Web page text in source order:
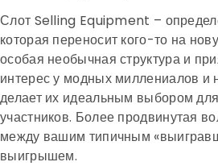
Слот Selling Equipment –
которая переносит кого-то на
особая необычная структура и
интерес у модных миллениалов и
делает их идеальным выбором
участников. Более продвинутая
между вашим типичным
выигрышем.